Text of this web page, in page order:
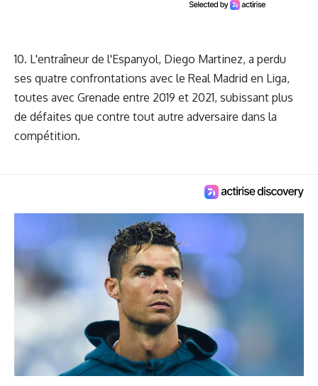
10. L'entraîneur de l'Espanyol, Diego Martinez, a perdu
ses quatre confrontations avec le Real Madrid en Liga,
toutes avec Grenade entre 2019 et 2021, subissant plus
de défaites que contre tout autre adversaire dans la
compétition.